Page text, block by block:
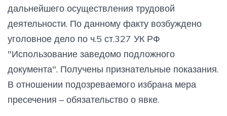
дальнейшего осуществления трудовой
деятельности. По данному факту возбуждено
уголовное дело по ч.5 ст.327 УК РФ
"Использование заведомо подложного
документа". Получены признательные показания.
В отношении подозреваемого избрана мера
пресечения – обязательство о явке.